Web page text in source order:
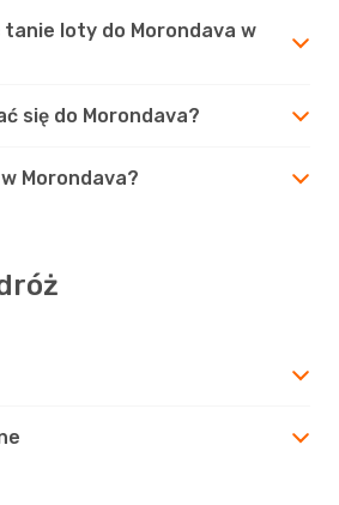
loty do Morondava w
się do Morondava?
Morondava?